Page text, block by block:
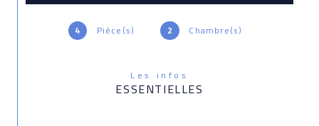
4 Pièce(s) 2 Chambre(s)
Les infos
ESSENTIELLES